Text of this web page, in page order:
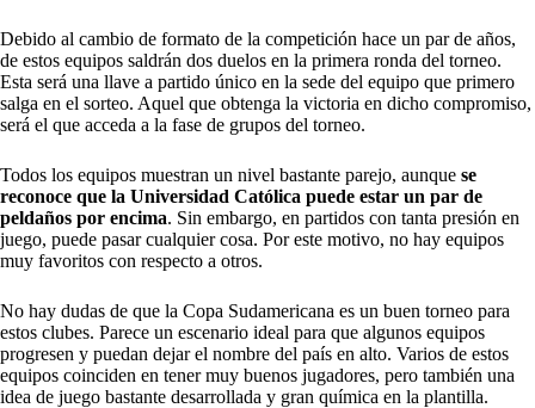
Debido al cambio de formato de la competición hace un par de años,
de estos equipos saldrán dos duelos en la primera ronda del torneo.
Esta será una llave a partido único en la sede del equipo que primero
salga en el sorteo. Aquel que obtenga la victoria en dicho compromiso,
será el que acceda a la fase de grupos del torneo.
Todos los equipos muestran un nivel bastante parejo, aunque se
reconoce que la Universidad Católica puede estar un par de
peldaños por encima. Sin embargo, en partidos con tanta presión en
juego, puede pasar cualquier cosa. Por este motivo, no hay equipos
muy favoritos con respecto a otros.
No hay dudas de que la Copa Sudamericana es un buen torneo para
estos clubes. Parece un escenario ideal para que algunos equipos
progresen y puedan dejar el nombre del país en alto. Varios de estos
equipos coinciden en tener muy buenos jugadores, pero también una
idea de juego bastante desarrollada y gran química en la plantilla.